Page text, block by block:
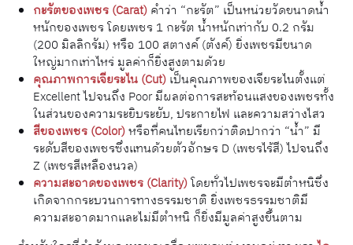
กะรัตของเพชร (Carat) คำว่า “กะรัต” เป็นหน่วยวัดขนาดน้ำ
หนักของเพชร โดยเพชร 1 กะรัต น้ำหนักเท่ากับ 0.2 กรัม
(200 มิลลิกรัม) หรือ 100 สตางค์ (ตังค์) ยิ่งเพชรมีขนาด
ใหญ่มากเท่าไหร่ มูลค่าก็ยิ่งสูงตามด้วย
คุณภาพการเจียระไน (Cut) เป็นคุณภาพของเจียระไนตั้งแต่
Excellent ไปจนถึง Poor มีผลต่อการสะท้อนแสงของเพชรทั้ง
ในส่วนของความระยิบระยับ, ประกายไฟ และความสว่างไสว
สีของเพชร (Color)หรือที่คนไทยเรียกว่าติดปากว่า “น้ำ” มี
ระดับสีของเพชรซึ่งแทนด้วยตัวอักษร D (เพชรไร้สี) ไปจนถึง
Z (เพชรสีเหลืองนวล)
ความสะอาดของเพชร (Clarity)โดยทั่วไปเพชรจะมีตำหนิซึ่ง
เกิดจากกระบวนการทางธรรมชาติ ยิ่งเพชรธรรมชาติมี
ความสะอาดมากและไม่มีตำหนิ ก็ยิ่งมีมูลค่าสูงขึ้นตาม